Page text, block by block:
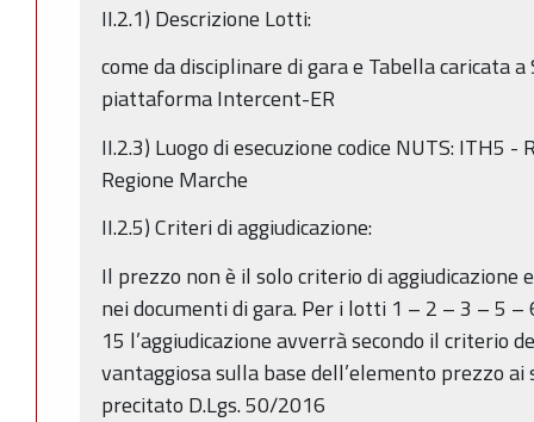
II.2.1) Descrizione Lotti:
come da disciplinare di gara e Tabella caricata
piattaforma Intercent-ER
II.2.3) Luogo di esecuzione codice NUTS: ITH5
Regione Marche
II.2.5) Criteri di aggiudicazione:
Il prezzo non è il solo criterio di
nei documenti di gara. Per i lotti 1 – 2 – 3 – 5
15 l’aggiudicazione avverrà secondo il criterio
vantaggiosa sulla base dell’elemento prezzo
precitato D.Lgs. 50/2016